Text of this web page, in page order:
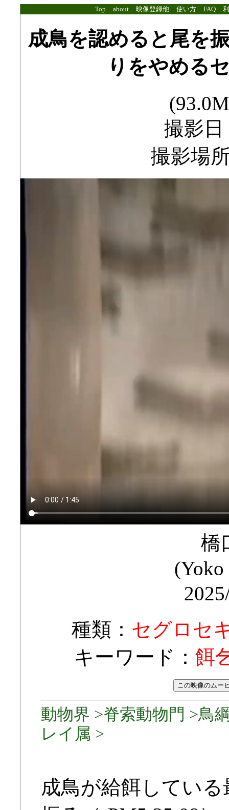
Top about 映像登録他 使い方 FAQ
成鳥を認めると尾を
りをやめる
撮影日
撮影場
橋
(Yoko
種類： セグロセ
キーワード： 餌
動物界 >脊索動物門 >鳥
レイ属 >
成鳥が給餌してい